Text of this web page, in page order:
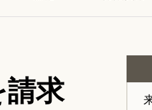
求